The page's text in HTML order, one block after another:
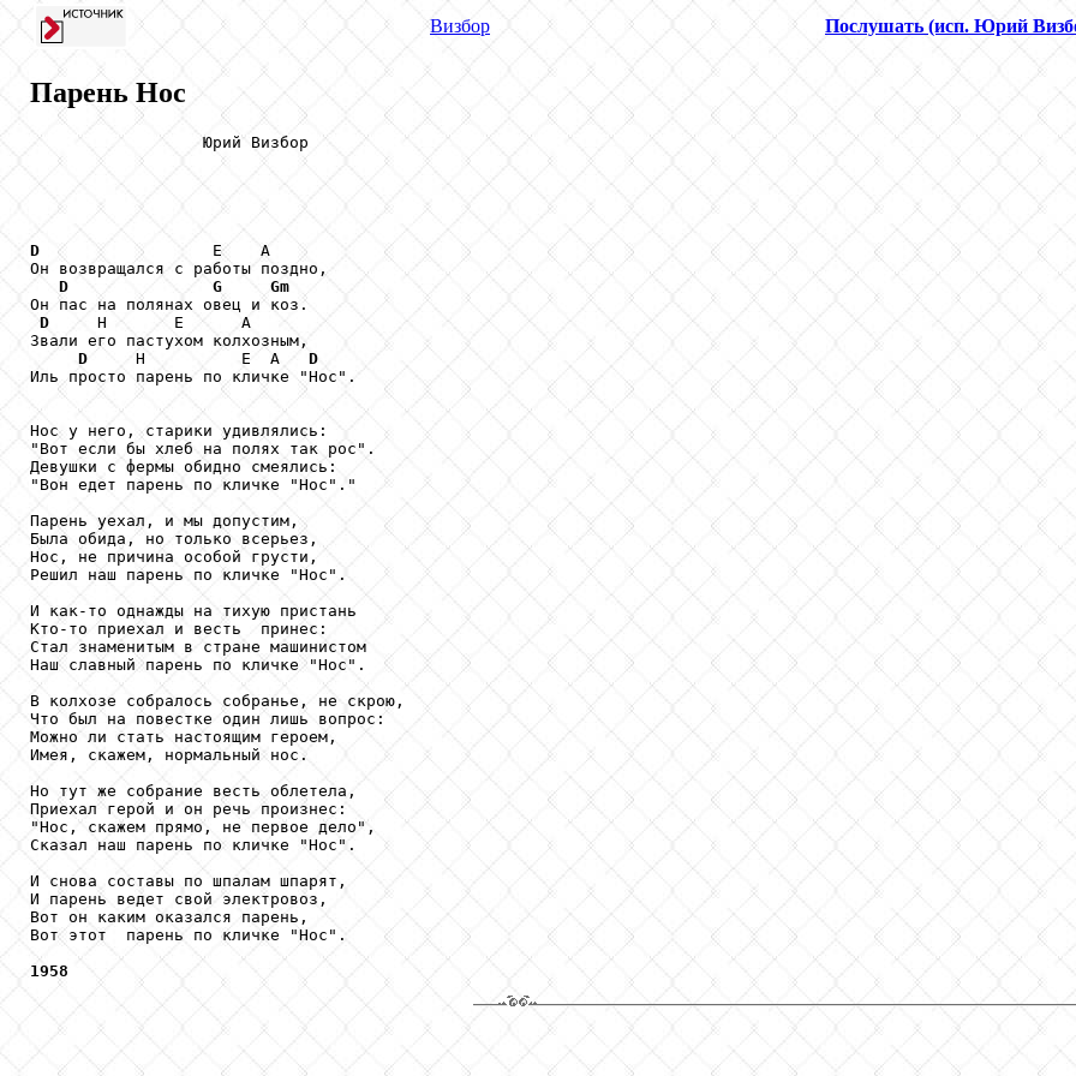
Визбор Послушать (исп. Юрий
Парень Нос
                  Юрий Визбор
D
                  Е    А
Он возвращался с работы поздно,
D
G
Gm
Он пас на полянах овец и коз.
D
     Н       Е      А
Звали его пастухом колхозным,
D
     Н          Е  А
D
Иль просто парень по кличке "Нос".
Нос у него, старики удивлялись:
"Вот если бы хлеб на полях так рос".
Девушки с фермы обидно смеялись:
"Вон едет парень по кличке "Нос"."
Парень уехал, и мы допустим,
Была обида, но только всерьез,
Нос, не причина особой грусти,
Решил наш парень по кличке "Нос".
И как-то однажды на тихую пристань
Кто-то приехал и весть  принес:
Стал знаменитым в стране машинистом
Наш славный парень по кличке "Нос".
В колхозе собралось собранье, не скрою,
Что был на повестке один лишь вопрос:
Можно ли стать настоящим героем,
Имея, скажем, нормальный нос.
Но тут же собрание весть облетела,
Приехал герой и он речь произнес:
"Нос, скажем прямо, не первое дело",
Сказал наш парень по кличке "Нос".
И снова составы по шпалам шпарят,
И парень ведет свой электровоз,
Вот он каким оказался парень,
Вот этот  парень по кличке "Нос".
1958